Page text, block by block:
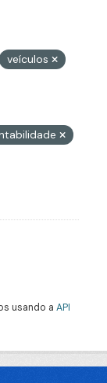
veículos
usando a API